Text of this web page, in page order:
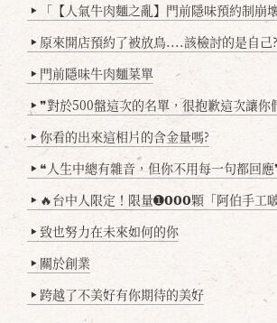
▶ 「【人氣牛肉麵之亂】門前隱味預約制崩壞真相：
▶ 原來開店預約了被放鳥....該檢討的是自己
▶ 門前隱味牛肉麵菜單
▶ ❞對於500盤這次的名單，很抱歉這次讓你
▶ 你看的出來這相片的含金量嗎?
▶ ❝人生中總有雜音，但你不用每一句都回應
▶ 🔥台中人限定！限量➊𝟬𝟬𝟬顆「阿伯手工啵啵魚卵爆擊蛋餃」台北已被搶爆2萬
▶ 致也努力在未來如何的你
▶ 關於創業
▶ 跨越了不美好有你期待的美好